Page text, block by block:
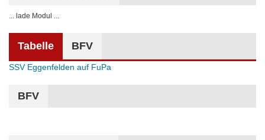
... lade Modul ...
Tabelle BFV
SSV Eggenfelden auf FuPa
BFV